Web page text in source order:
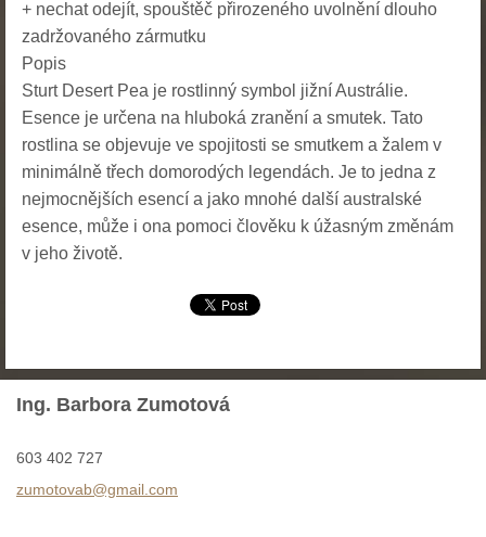
+ nechat odejít, spouštěč přirozeného uvolnění dlouho
zadržovaného zármutku
Popis
Sturt Desert Pea je rostlinný symbol jižní Austrálie.
Esence je určena na hluboká zranění a smutek. Tato
rostlina se objevuje ve spojitosti se smutkem a žalem v
minimálně třech domorodých legendách. Je to jedna z
nejmocnějších esencí a jako mnohé další australské
esence, může i ona pomoci člověku k úžasným změnám
v jeho životě.
Ing. Barbora Zumotová
603 402 727
zumotovab@gmail. com